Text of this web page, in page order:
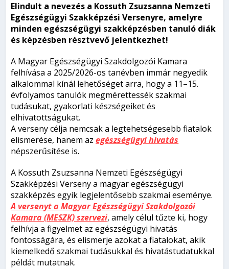
Elindult a nevezés a Kossuth Zsuzsanna Nemzeti
Egészségügyi Szakképzési Versenyre, amelyre
minden egészségügyi szakképzésben tanuló diák
és képzésben résztvevő jelentkezhet!
A Magyar Egészségügyi Szakdolgozói Kamara
felhívása a 2025/2026-os tanévben immár negyedik
alkalommal kínál lehetőséget arra, hogy a 11–15.
évfolyamos tanulók megmérettessék szakmai
tudásukat, gyakorlati készségeiket és
elhivatottságukat.
A verseny célja nemcsak a legtehetségesebb fiatalok
elismerése, hanem azegészségügyi hivatás
népszerűsítése is.
A Kossuth Zsuzsanna Nemzeti Egészségügyi
Szakképzési Verseny a magyar egészségügyi
szakképzés egyik legjelentősebb szakmai eseménye.
A versenyt a Magyar Egészségügyi Szakdolgozói
Kamara (MESZK) szervezi, amely célul tűzte ki, hogy
felhívja a figyelmet az egészségügyi hivatás
fontosságára, és elismerje azokat a fiatalokat, akik
kiemelkedő szakmai tudásukkal és hivatástudatukkal
példát mutatnak.